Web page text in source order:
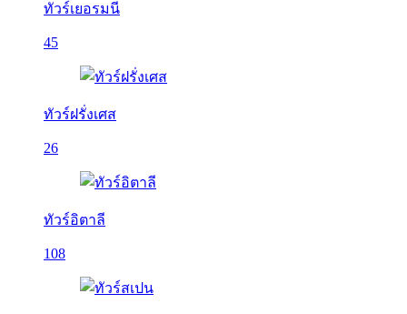
ทัวร์เยอรมนี
45
ทัวร์ฝรั่งเศส
26
ทัวร์อิตาลี
108